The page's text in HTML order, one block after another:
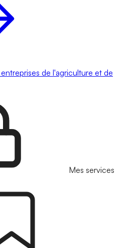
de l'agriculture et de
Mes services